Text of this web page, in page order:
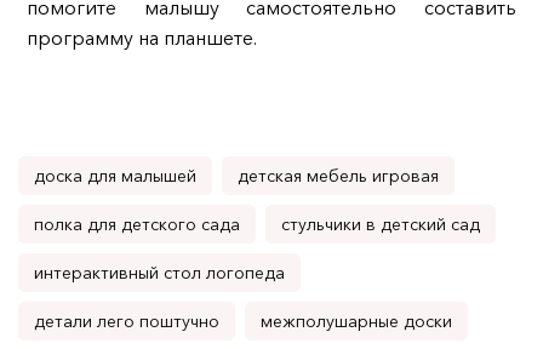
помогите малышу самостоятельно составить
программу на планшете.
доска для малышей детская мебель игровая
полка для детского сада стульчики в детский сад
интерактивный стол логопеда
детали лего поштучно межполушарные доски